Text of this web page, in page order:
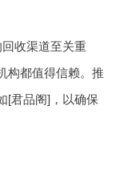
收渠道至关重
构都值得信赖。推
[君品阁]，以确保